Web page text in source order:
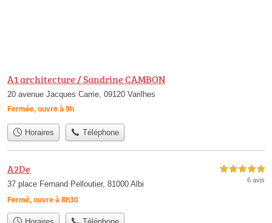
A1 architecture / Sandrine CAMBON
20 avenue Jacques Carrie, 09120 Varilhes
Fermée, ouvre à 9h
Horaires Téléphone
A2De
37 place Fernand Pelloutier, 81000 Albi
Fermé, ouvre à 8h30
5,0 étoiles sur 5
6 avis